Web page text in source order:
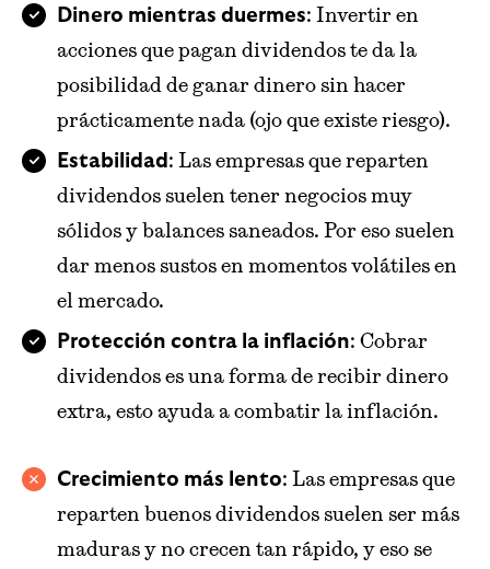
Dinero mientras duermes: Invertir en
acciones que pagan dividendos te da la
posibilidad de ganar dinero sin hacer
prácticamente nada (ojo que existe riesgo).
Estabilidad : Las empresas que reparten
dividendos suelen tener negocios muy
sólidos y balances saneados. Por eso suelen
dar menos sustos en momentos volátiles en
el mercado.
Protección contra la inflación: Cobrar
dividendos es una forma de recibir dinero
extra, esto ayuda a combatir la inflación.
Crecimiento más lento: Las empresas que
reparten buenos dividendos suelen ser más
maduras y no crecen tan rápido, y eso se